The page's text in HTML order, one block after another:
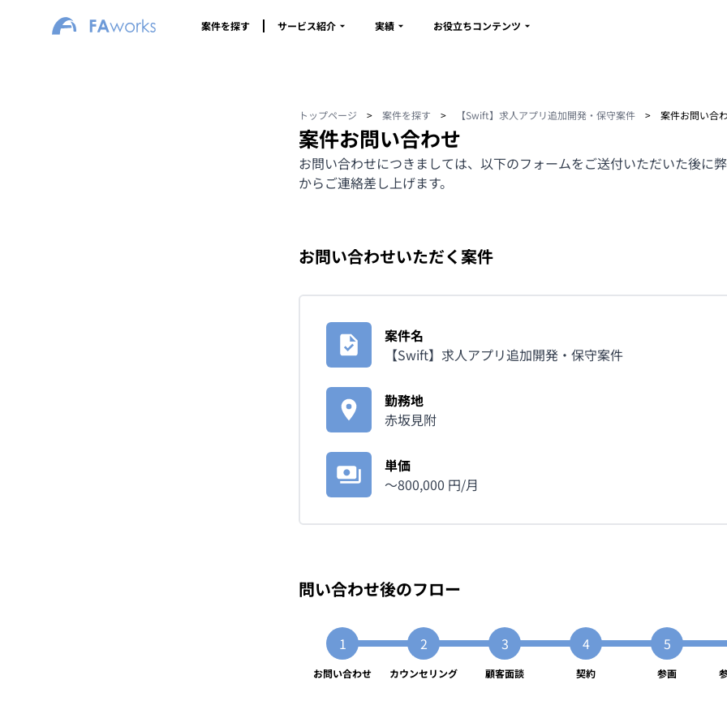
案件を探す サービス紹介 実績 お役立ちコンテンツ
トップページ > 案件を探す > 【Swift】求人アプリ追加開発・保守案件 > 案件お問い合
案件お問い合わせ
お問い合わせにつきましては、以下のフォームをご送付いただいた後に
からご連絡差し上げます。
お問い合わせいただく案件
案件名
【Swift】求人アプリ追加開発・保守案件
勤務地
赤坂見附
単価
〜800,000 円/月
問い合わせ後のフロー
お問い合わせ カウンセリング 顧客面談 契約 参画